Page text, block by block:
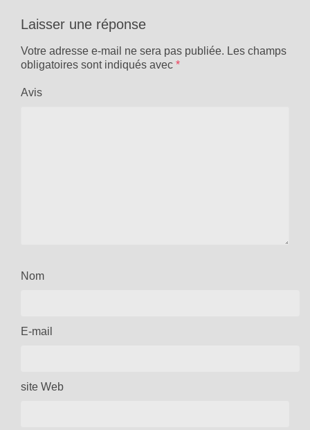
Laisser une réponse
Votre adresse e-mail ne sera pas publiée. Les champs
obligatoires sont indiqués avec *
Avis
Nom
E-mail
site Web